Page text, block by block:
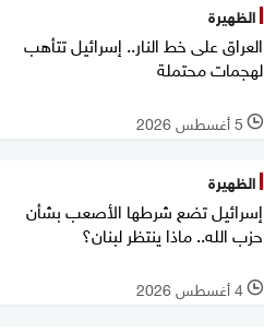
الظهيرة
العراق على خط النار.. إسرائيل تتأهب
لهجمات محتملة
l 5 أغسطس 2026
الظهيرة
إسرائيل تضع شرطها الأصعب بشأن
حزب الله.. ماذا ينتظر لبنان؟
l 4 أغسطس 2026